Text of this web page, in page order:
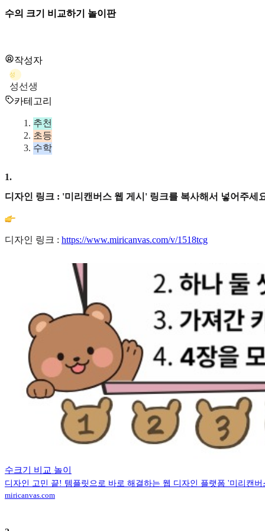
수의 크기 비교하기 놀이판
작성자
성
성선생
카테고리
추천
초등
수학
1.
디자인 링크 : '미리캔버스 웹 게시' 링크를 복사해서 넣어주세
디자인 링크 : https://www.miricanvas.com/v/1518tcg
수크기 비교 놀이
디자인 고민 끝! 템플릿으로 바로 해결하는 웹 디자인 플랫폼 '미리캔버
miricanvas.com